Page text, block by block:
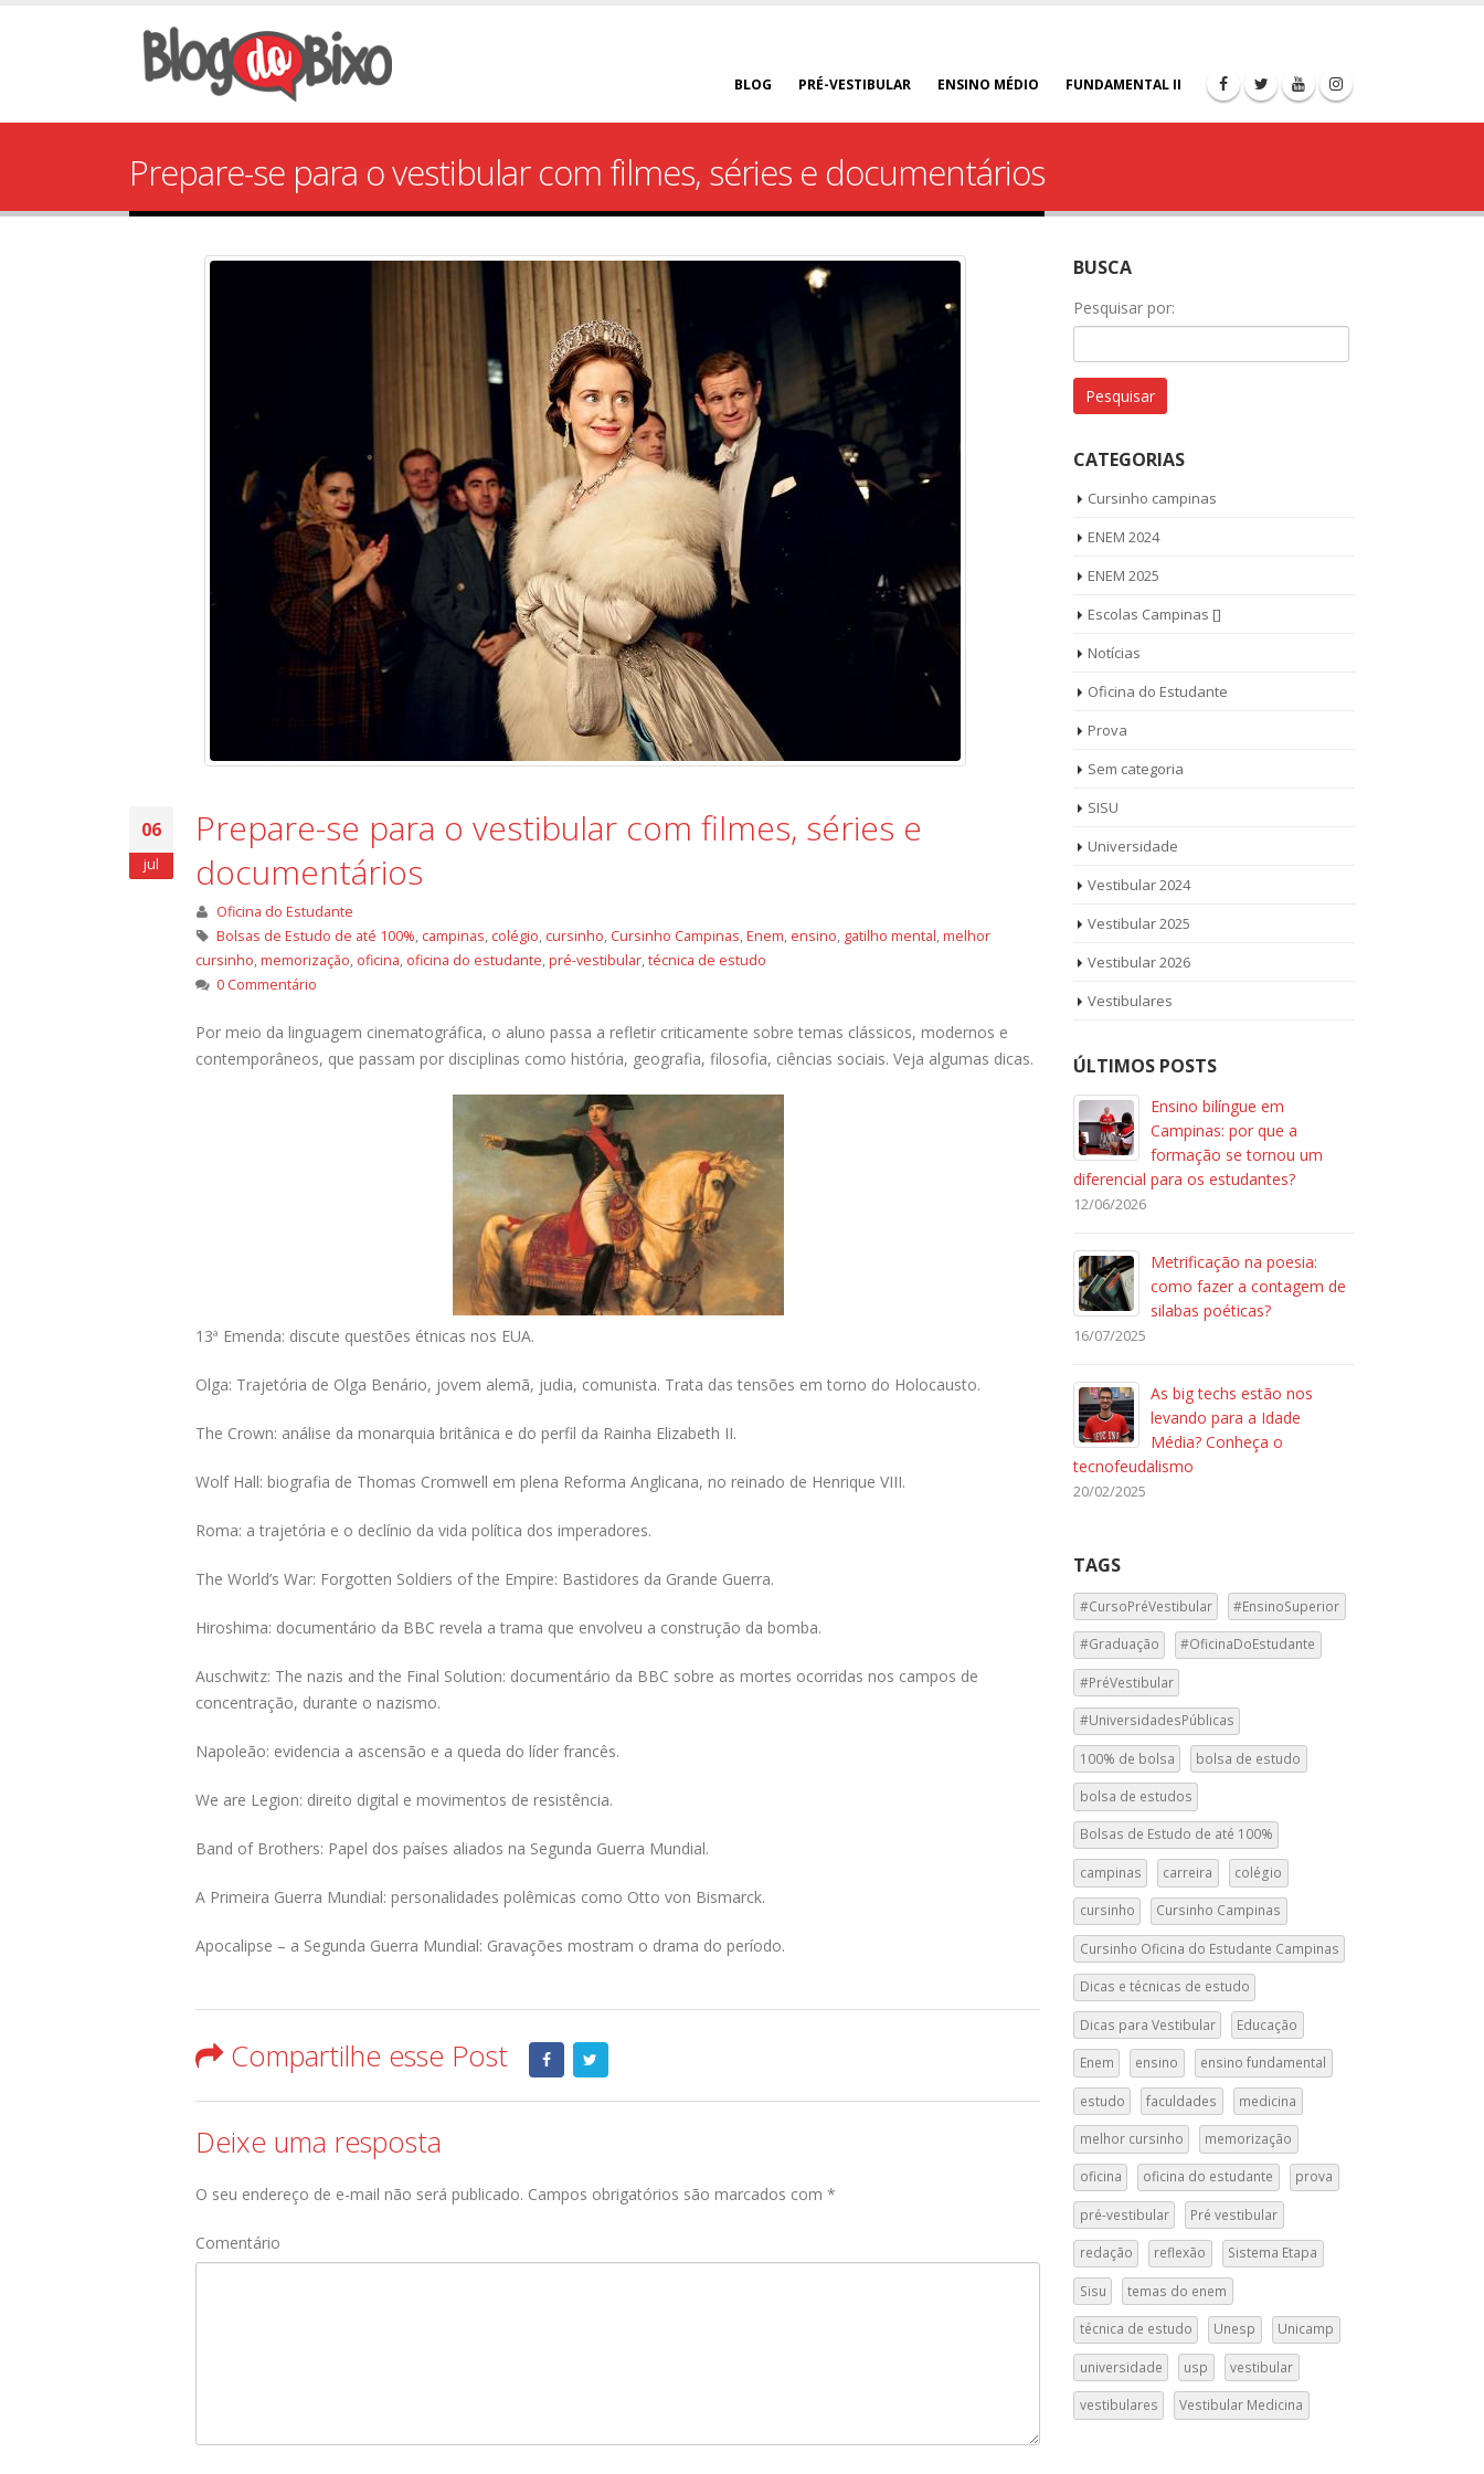
BLOG PRÉ-VESTIBULAR ENSINO MÉDIO FUNDAMENTAL II
Prepare-se para o vestibular com filmes, séries e documentários
06
jul
Prepare-se para o vestibular com filmes, séries e
documentários
Oficina do Estudante
Bolsas de Estudo de até 100%, campinas, colégio, cursinho, Cursinho Campinas,Enem, ensino, gatilho mental,melhor
cursinho,memorização, oficina, oficina do estudante,pré-vestibular,técnica de estudo
0 Commentário
Por meio da linguagem cinematográfica, o aluno passa a refletir criticamente sobre temas clássicos, modernos e
contemporâneos, que passam por disciplinas como história, geografia, filosofia, ciências sociais. Veja algumas dicas.
13ª Emenda: discute questões étnicas nos EUA.
Olga: Trajetória de Olga Benário, jovem alemã, judia, comunista. Trata das tensões em torno do Holocausto.
The Crown: análise da monarquia britânica e do perfil da Rainha Elizabeth II.
Wolf Hall: biografia de Thomas Cromwell em plena Reforma Anglicana, no reinado de Henrique VIII.
Roma: a trajetória e o declínio da vida política dos imperadores.
The World’s War: Forgotten Soldiers of the Empire: Bastidores da Grande Guerra.
Hiroshima: documentário da BBC revela a trama que envolveu a construção da bomba.
Auschwitz: The nazis and the Final Solution: documentário da BBC sobre as mortes ocorridas nos campos de
concentração, durante o nazismo.
Napoleão: evidencia a ascensão e a queda do líder francês.
We are Legion: direito digital e movimentos de resistência.
Band of Brothers: Papel dos países aliados na Segunda Guerra Mundial.
A Primeira Guerra Mundial: personalidades polêmicas como Otto von Bismarck.
Apocalipse – a Segunda Guerra Mundial: Gravações mostram o drama do período.
Compartilhe esse Post
Deixe uma resposta
O seu endereço de e-mail não será publicado. Campos obrigatórios são marcados com *
Comentário
BUSCA
Pesquisar por:
CATEGORIAS
Cursinho campinas
ENEM 2024
ENEM 2025
Escolas Campinas []
Notícias
Oficina do Estudante
Prova
Sem categoria
SISU
Universidade
Vestibular 2024
Vestibular 2025
Vestibular 2026
Vestibulares
ÚLTIMOS POSTS
Ensino bilíngue em
Campinas: por que a
formação se tornou um
diferencial para os estudantes?
12/06/2026
Metrificação na poesia:
como fazer a contagem de
silabas poéticas?
16/07/2025
As big techs estão nos
levando para a Idade
Média? Conheça o
tecnofeudalismo
20/02/2025
TAGS
#CursoPréVestibular #EnsinoSuperior
#Graduação #OficinaDoEstudante
#PréVestibular
#UniversidadesPúblicas
100% de bolsa bolsa de estudo
bolsa de estudos
Bolsas de Estudo de até 100%
campinas carreira colégio
cursinho Cursinho Campinas
Cursinho Oficina do Estudante Campinas
Dicas e técnicas de estudo
Dicas para Vestibular Educação
Enem ensino ensino fundamental
estudo faculdades medicina
melhor cursinho memorização
oficina oficina do estudante prova
pré-vestibular Pré vestibular
redação reflexão Sistema Etapa
Sisu temas do enem
técnica de estudo Unesp Unicamp
universidade usp vestibular
vestibulares Vestibular Medicina